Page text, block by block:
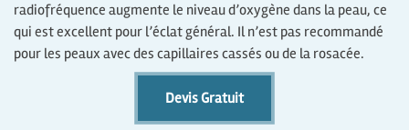
radiofréquence augmente le niveau d’oxygène dans la peau, ce
qui est excellent pour l’éclat général. Il n’est pas recommandé
pour les peaux avec des capillaires cassés ou de la rosacée.
Devis Gratuit